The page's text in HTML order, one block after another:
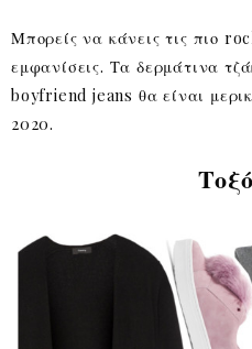
Μπορείς να κάνεις τις πιο
εμφανίσεις. Τα δερμάτινα
boyfriend jeans θα είναι
2020.